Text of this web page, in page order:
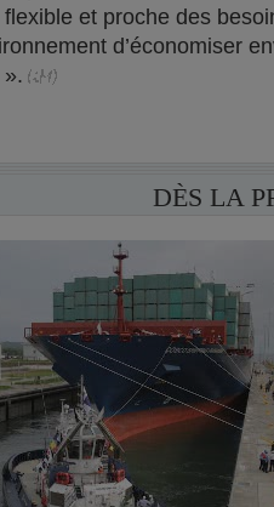
flexible et proche des
d’économiser
».
DÈS LA